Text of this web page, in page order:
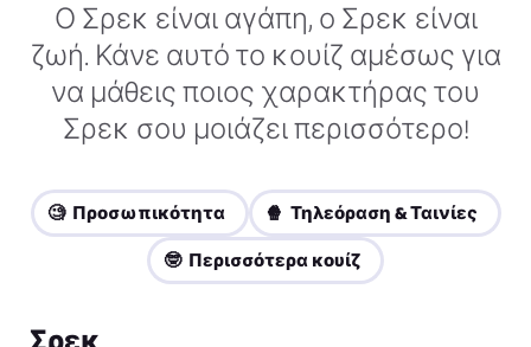
Ο Σρεκ είναι αγάπη, ο Σρεκ είναι
ζωή. Κάνε αυτό το κουίζ αμέσως για
να μάθεις ποιος χαρακτήρας του
Σρεκ σου μοιάζει περισσότερο!
🧐 Προσωπικότητα 🍿 Τηλεόραση & Ταινίες
🤓 Περισσότερα κουίζ